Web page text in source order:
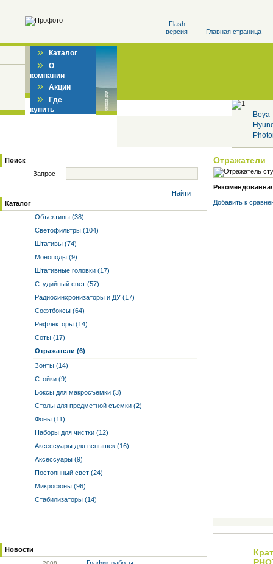
Flash-
версия
Главная страница
» Каталог
» О
компании
» Акции
» Где
купить
Boya
Поиск
Запрос
Найти
Каталог
Объективы (38)
Светофильтры (104)
Штативы (74)
Моноподы (9)
Штативные головки (17)
Студийный свет (57)
Радиосинхронизаторы и ДУ (17)
Софтбоксы (64)
Рефлекторы (14)
Соты (17)
Отражатели (6)
Зонты (14)
Стойки (9)
Боксы для макросъемки (3)
Столы для предметной съемки (2)
Фоны (11)
Наборы для чистки (12)
Аксессуары для вспышек (16)
Аксессуары (9)
Постоянный свет (24)
Микрофоны (96)
Стабилизаторы (14)
Новости
Отражатели
Добавить к